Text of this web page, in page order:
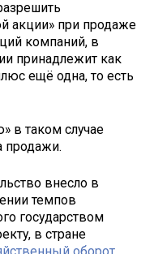
акции» при продаже
компаний, в
принадлежит как
ещё одна, то есть
в таком случае
продажи.
внесло в
темпов
государством
в стране
оборот